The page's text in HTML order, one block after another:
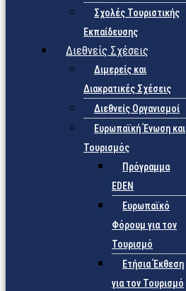
Σχολές Τουριστικής
Εκπαίδευσης
Διεθνείς Σχέσεις
Διμερείς και
Διακρατικές Σχέσεις
Διεθνείς Οργανισμοί
Ευρωπαϊκή Ένωση και
Τουρισμός
Πρόγραμμα
EDEN
Ευρωπαϊκό
Φόρουμ για τον
Τουρισμό
Ετήσια Έκθεση
για τον Τουρισμό